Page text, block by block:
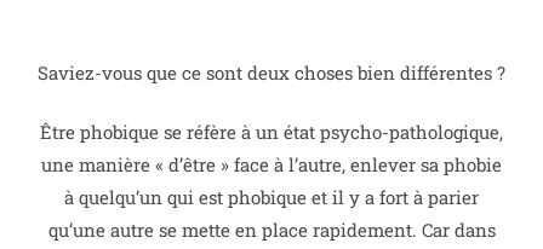
Saviez-vous que ce sont deux choses bien différentes ?
Être phobique se réfère à un état psycho-pathologique,
une manière « d’être » face à l’autre, enlever sa phobie
à quelqu’un qui est phobique et il y a fort à parier
qu’une autre se mette en place rapidement. Car dans